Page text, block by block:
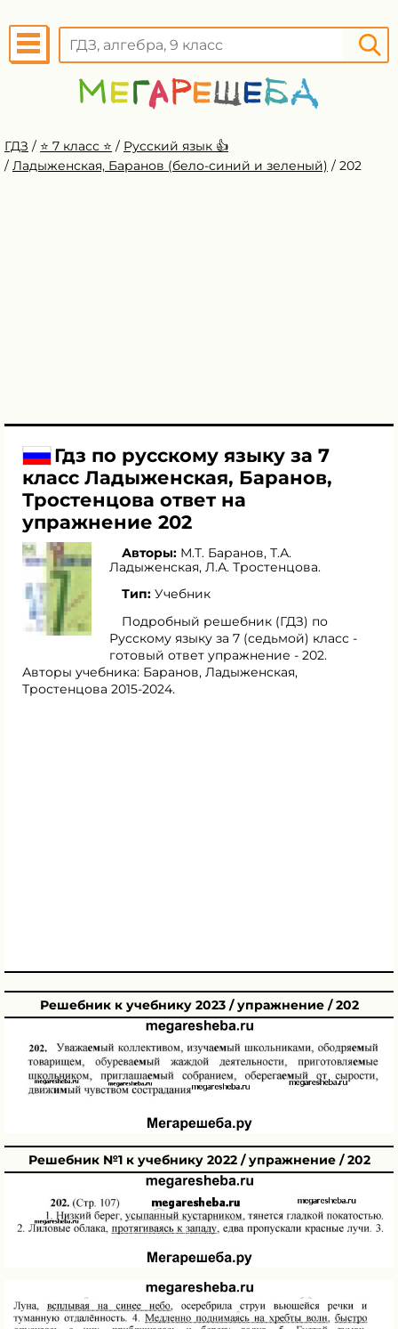
ГДЗ / ⭐️ 7 класс ⭐️ / Русский язык 👍
/ Ладыженская, Баранов (бело-синий и зеленый) / 202
Гдз по русскому языку за 7
класс Ладыженская, Баранов,
Тростенцова ответ на
упражнение 202
Авторы: М.Т. Баранов, Т.А.
Ладыженская, Л.А. Тростенцова.
Тип: Учебник
Подробный решебник (ГДЗ) по
Русскому языку за 7 (седьмой) класс -
готовый ответ упражнение - 202.
Авторы учебника: Баранов, Ладыженская,
Тростенцова 2015-2024.
Решебник к учебнику 2023 / упражнение / 202
Решебник №1 к учебнику 2022 / упражнение / 202